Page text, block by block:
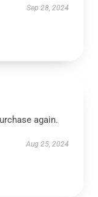
Sep 28, 2024
again.
Aug 25, 2024